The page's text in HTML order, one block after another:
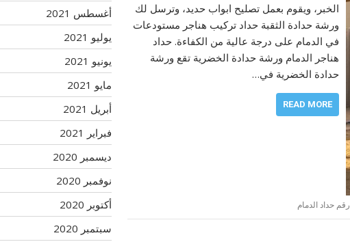
الخبر، ويقوم بعمل تصليح ابواب حديد، وترسل لك
ورشة حدادة الثقبة حداد تركيب هناجر مستودعات
في الدمام على درجة عالية من الكفاءة. حداد
هناجر الدمام ورشة حدادة الخضرية تقع ورشة
حدادة الخضرية في…
READ MORE
رقم حداد الدمام
أغسطس 2021
يوليو 2021
يونيو 2021
مايو 2021
أبريل 2021
فبراير 2021
ديسمبر 2020
نوفمبر 2020
أكتوبر 2020
سبتمبر 2020